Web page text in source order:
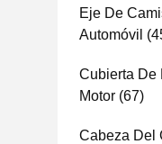
Eje De
Automóvil
Cubierta De
Motor (67)
Cabeza Del